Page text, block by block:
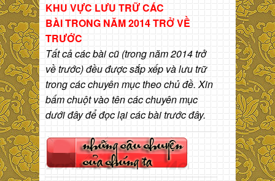
KHU VỰC LƯU TRỮ CÁC
BÀITRONG NĂM 2014 TRỞ VỀ
TRƯỚC
Tất cả các bài cũ (trong năm 2014 trở
về trước) đều được sắp xếp và lưu trữ
trong các chuyên mục theo chủ đề. Xin
bấm chuột vào tên các chuyên mục
dưới đây để đọc lại các bài trước đây.